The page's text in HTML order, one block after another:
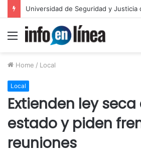
Menu
Home / Local
Local
Extienden ley
estado y piden
reuniones